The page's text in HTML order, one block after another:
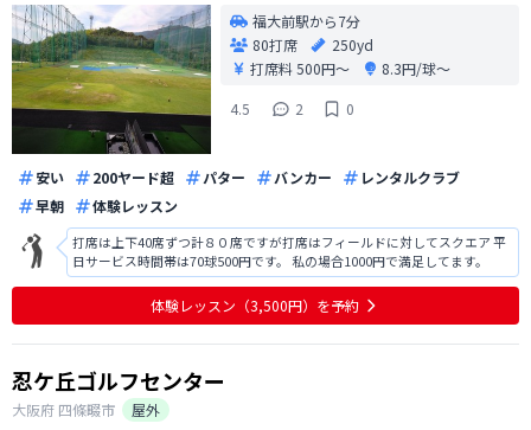
福大前駅から7分
80打席
250yd
打席料500円〜
8.3円/球〜
4.5
2 0
安い 200ヤード超 パター バンカー
レンタルクラブ
早朝
体験レッスン
打席は上下40席ずつ計８０席ですが打席はフィールドに対してスクエア 平
日サービス時間帯は70球500円です。 私の場合1000円で満足してます。
体験レッスン（3,500円）を予約
忍ケ丘ゴルフセンター
大阪府 四條畷市
屋外